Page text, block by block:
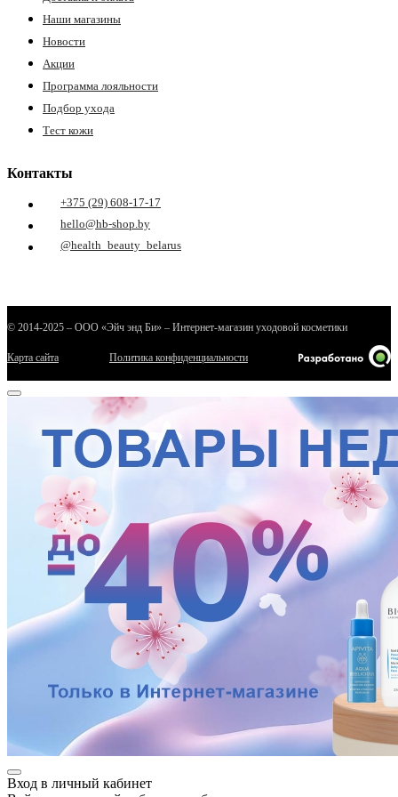
Наши магазины
Новости
Акции
Программа лояльности
Подбор ухода
Тест кожи
Контакты
+375 (29) 608-17-17
hello@hb-shop.by
@health_beauty_belarus
© 2014-2025 – ООО «Эйч энд Би» – Интернет-магазин уходовой косметики
Карта сайта Политика конфиденциальности
Вход в личный кабинет